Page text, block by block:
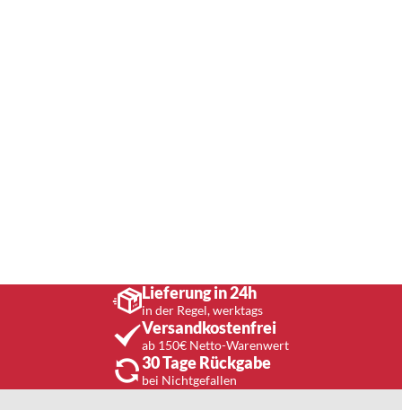
Lieferung in 24h
in der Regel, werktags
Versandkostenfrei
ab 150€ Netto-Warenwert
30 Tage Rückgabe
bei Nichtgefallen